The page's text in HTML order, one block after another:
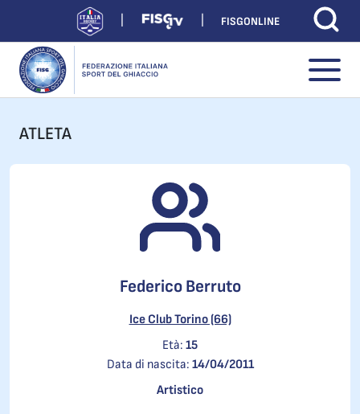
FISGONLINE
ATLETA
Federico Berruto
Ice Club Torino (66)
Età: 15
Data di nascita: 14/04/2011
Artistico